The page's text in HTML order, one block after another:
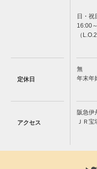
日・祝
16:00
（
定休日
無
年末年
アクセス
阪急伊
ＪＲ